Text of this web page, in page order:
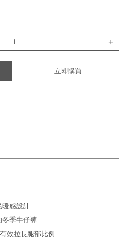
+
立即購買
暖感設計
冬季牛仔褲
效拉長腿部比例